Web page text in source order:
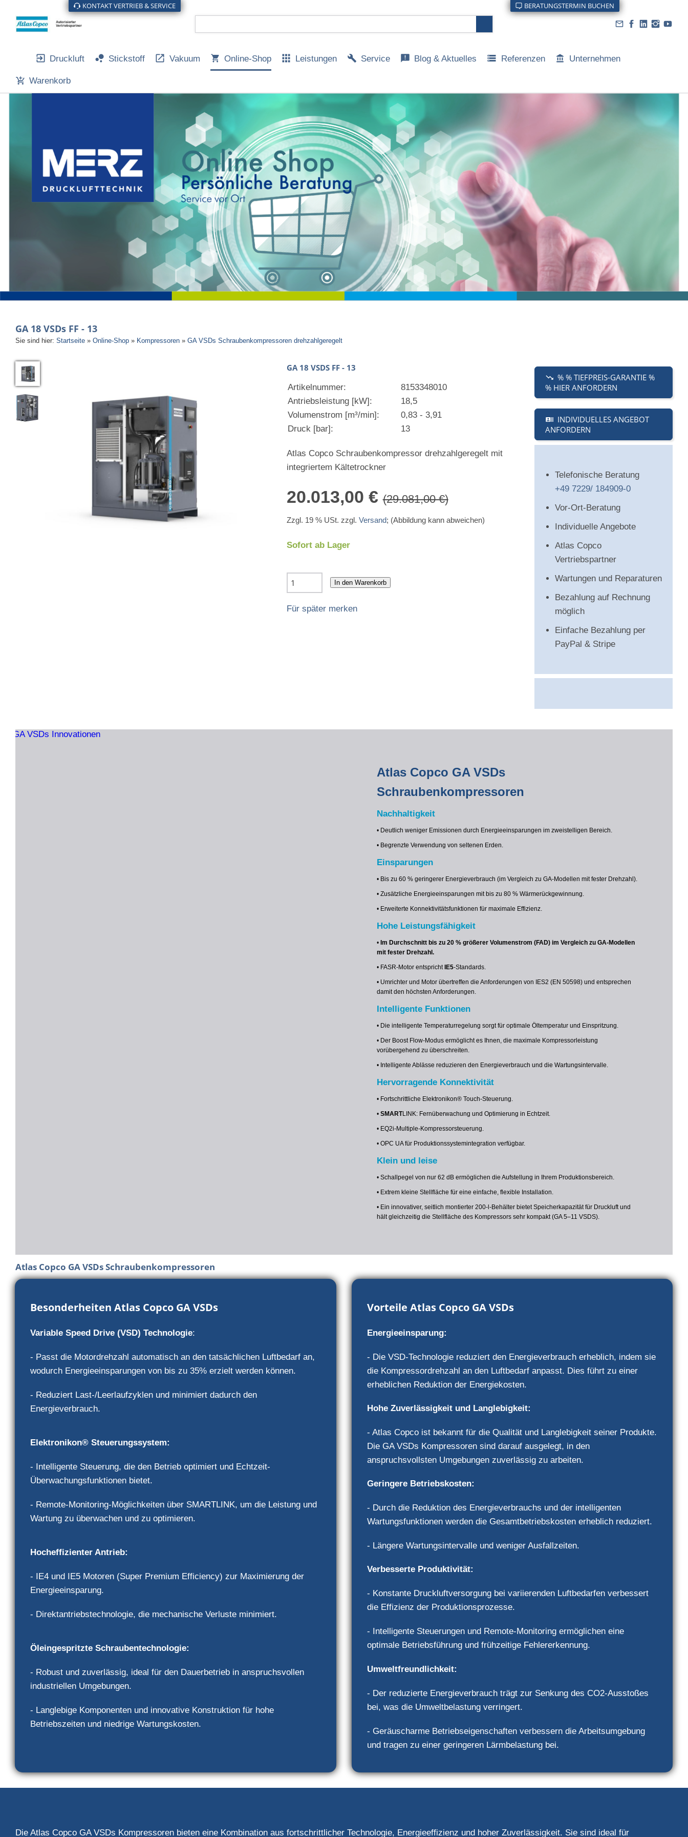
Druckluft Stickstoff Vakuum Online-Shop Leistungen Service Blog & Aktuelles Referenzen Unternehmen
Warenkorb
GA 18 VSDs FF - 13
Sie sind hier: Startseite » Online-Shop » Kompressoren » GA VSDs Schraubenkompressoren drehzahlgeregelt
GA 18 VSDS FF - 13
Artikelnummer:
8153348010
Antriebsleistung [kW]:
18,5
Volumenstrom [m³/min]:
0,83 - 3,91
Druck [bar]:
13
Atlas Copco Schraubenkompressor drehzahlgeregelt mit
integriertem Kältetrockner
20.013,00 € (29.081,00 €)
Zzgl. 19 % USt. zzgl. Versand; (Abbildung kann abweichen)
Sofort ab Lager
In den Warenkorb
Für später merken
KONTAKT VERTRIEB & SERVICE BERATUNGSTERMIN BUCHEN
% % TIEFPREIS-GARANTIE %
% HIER ANFORDERN
INDIVIDUELLES ANGEBOT
ANFORDERN
Telefonische Beratung
+49 7229/ 184909-0
Vor-Ort-Beratung
Individuelle Angebote
Atlas Copco
Vertriebspartner
Wartungen und Reparaturen
Bezahlung auf Rechnung
möglich
Einfache Bezahlung per
PayPal & Stripe
KONTAKT VERTRIEB & SERVICE BERATUNGSTERMIN BUCHEN
Atlas Copco GA VSDs
Schraubenkompressoren
Nachhaltigkeit
• Deutlich weniger Emissionen durch Energieeinsparungen im zweistelligen Bereich.
• Begrenzte Verwendung von seltenen Erden.
Einsparungen
• Bis zu 60 % geringerer Energieverbrauch (im Vergleich zu GA-Modellen mit fester Drehzahl).
• Zusätzliche Energieeinsparungen mit bis zu 80 % Wärmerückgewinnung.
• Erweiterte Konnektivitätsfunktionen für maximale Effizienz.
Hohe Leistungsfähigkeit
•Im Durchschnitt bis zu 20 % größerer Volumenstrom (FAD) im Vergleich zu GA-Modellen
mit fester Drehzahl.
• FASR-Motor entsprichtIE5-Standards.
• Umrichter und Motor übertreffen die Anforderungen von IES2 (EN 50598) und entsprechen
damit den höchsten Anforderungen.
Intelligente Funktionen
• Die intelligente Temperaturregelung sorgt für optimale Öltemperatur und Einspritzung.
• Der Boost Flow-Modus ermöglicht es Ihnen, die maximale Kompressorleistung
vorübergehend zu überschreiten.
• Intelligente Ablässe reduzieren den Energieverbrauch und die Wartungsintervalle.
Hervorragende Konnektivität
• Fortschrittliche Elektronikon® Touch-Steuerung.
•SMARTLINK: Fernüberwachung und Optimierung in Echtzeit.
• EQ2i-Multiple-Kompressorsteuerung.
• OPC UA für Produktionssystemintegration verfügbar.
Klein und leise
• Schallpegel von nur 62 dB ermöglichen die Aufstellung in Ihrem Produktionsbereich.
• Extrem kleine Stellfläche für eine einfache, flexible Installation.
• Ein innovativer, seitlich montierter 200-l-Behälter bietet Speicherkapazität für Druckluft und
hält gleichzeitig die Stellfläche des Kompressors sehr kompakt (GA 5–11 VSDS).
Atlas Copco GA VSDs Schraubenkompressoren
Besonderheiten Atlas Copco GA VSDs
Variable Speed Drive (VSD) Technologie:
- Passt die Motordrehzahl automatisch an den tatsächlichen Luftbedarf an,
wodurch Energieeinsparungen von bis zu 35% erzielt werden können.
- Reduziert Last-/Leerlaufzyklen und minimiert dadurch den
Energieverbrauch.
Elektronikon® Steuerungssystem:
- Intelligente Steuerung, die den Betrieb optimiert und Echtzeit-
Überwachungsfunktionen bietet.
- Remote-Monitoring-Möglichkeiten über SMARTLINK, um die Leistung und
Wartung zu überwachen und zu optimieren.
Hocheffizienter Antrieb:
- IE4 und IE5 Motoren (Super Premium Efficiency) zur Maximierung der
Energieeinsparung.
- Direktantriebstechnologie, die mechanische Verluste minimiert.
Öleingespritzte Schraubentechnologie:
- Robust und zuverlässig, ideal für den Dauerbetrieb in anspruchsvollen
industriellen Umgebungen.
- Langlebige Komponenten und innovative Konstruktion für hohe
Betriebszeiten und niedrige Wartungskosten.
Vorteile Atlas Copco GA VSDs
Energieeinsparung:
- Die VSD-Technologie reduziert den Energieverbrauch erheblich, indem sie
die Kompressordrehzahl an den Luftbedarf anpasst. Dies führt zu einer
erheblichen Reduktion der Energiekosten.
Hohe Zuverlässigkeit und Langlebigkeit:
- Atlas Copco ist bekannt für die Qualität und Langlebigkeit seiner Produkte.
Die GA VSDs Kompressoren sind darauf ausgelegt, in den
anspruchsvollsten Umgebungen zuverlässig zu arbeiten.
Geringere Betriebskosten:
- Durch die Reduktion des Energieverbrauchs und der intelligenten
Wartungsfunktionen werden die Gesamtbetriebskosten erheblich reduziert.
- Längere Wartungsintervalle und weniger Ausfallzeiten.
Verbesserte Produktivität:
- Konstante Druckluftversorgung bei variierenden Luftbedarfen verbessert
die Effizienz der Produktionsprozesse.
- Intelligente Steuerungen und Remote-Monitoring ermöglichen eine
optimale Betriebsführung und frühzeitige Fehlererkennung.
Umweltfreundlichkeit:
- Der reduzierte Energieverbrauch trägt zur Senkung des CO2-Ausstoßes
bei, was die Umweltbelastung verringert.
- Geräuscharme Betriebseigenschaften verbessern die Arbeitsumgebung
und tragen zu einer geringeren Lärmbelastung bei.
Die Atlas Copco GA VSDs Kompressoren bieten eine Kombination aus fortschrittlicher Technologie, Energieeffizienz und hoher Zuverlässigkeit. Sie sind ideal für